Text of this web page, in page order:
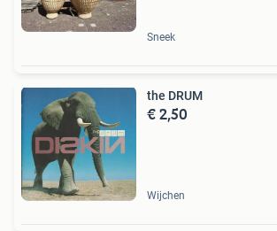
Sneek
the DRUM
€ 2,50
Wijchen